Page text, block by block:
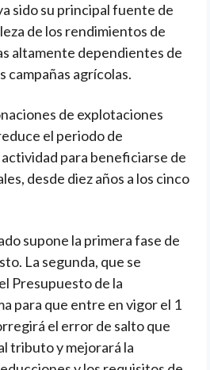
sido su principal fuente de
de los rendimientos de
altamente dependientes de
campañas agrícolas.
de explotaciones
el periodo de
para beneficiarse de
desde diez años a los cinco
supone la primera fase de
La segunda, que se
Presupuesto de la
para que entre en vigor el 1
el error de salto que
tributo y mejorará la